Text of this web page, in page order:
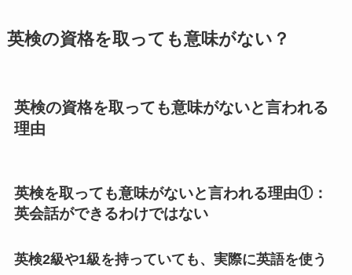
英検の資格を取っても意味がない？
英検の資格を取っても意味がないと言われる
理由
英検を取っても意味がないと言われる理由①：
英会話ができるわけではない
英検2級や1級を持っていても、実際に英語を使う